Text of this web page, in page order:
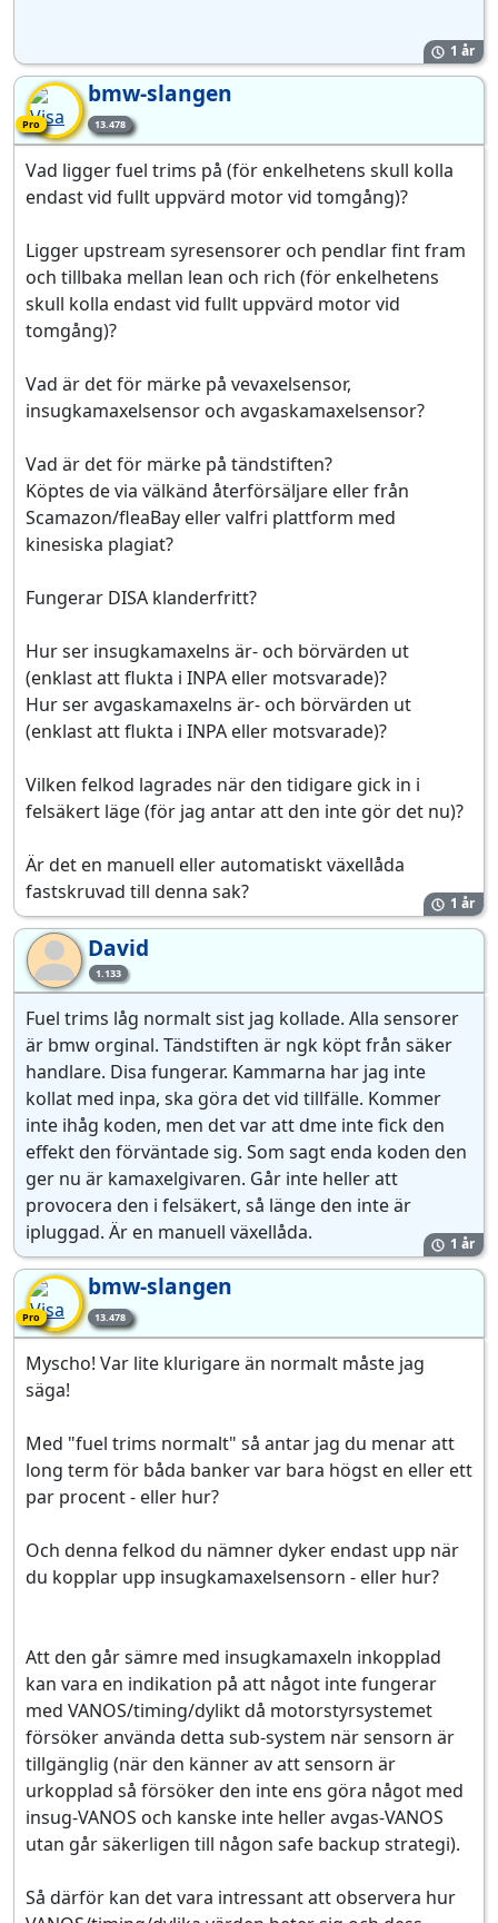
1 år
ProPro-medlem13.478
bmw-slangen
Vad ligger fuel trims på (för enkelhetens skull kolla
endast vid fullt uppvärd motor vid tomgång)?
Ligger upstream syresensorer och pendlar fint fram
och tillbaka mellan lean och rich (för enkelhetens
skull kolla endast vid fullt uppvärd motor vid
tomgång)?
Vad är det för märke på vevaxelsensor,
insugkamaxelsensor och avgaskamaxelsensor?
Vad är det för märke på tändstiften?
Köptes de via välkänd återförsäljare eller från
Scamazon/fleaBay eller valfri plattform med
kinesiska plagiat?
Fungerar DISA klanderfritt?
Hur ser insugkamaxelns är- och börvärden ut
(enklast att flukta i INPA eller motsvarade)?
Hur ser avgaskamaxelns är- och börvärden ut
(enklast att flukta i INPA eller motsvarade)?
Vilken felkod lagrades när den tidigare gick in i
felsäkert läge (för jag antar att den inte gör det nu)?
Är det en manuell eller automatiskt växellåda
fastskruvad till denna sak?
1 år
Da 1.133
David
Fuel trims låg normalt sist jag kollade. Alla sensorer
är bmw orginal. Tändstiften är ngk köpt från säker
handlare. Disa fungerar. Kammarna har jag inte
kollat med inpa, ska göra det vid tillfälle. Kommer
inte ihåg koden, men det var att dme inte fick den
effekt den förväntade sig. Som sagt enda koden den
ger nu är kamaxelgivaren. Går inte heller att
provocera den i felsäkert, så länge den inte är
ipluggad. Är en manuell växellåda.
1 år
ProPro-medlem13.478
bmw-slangen
Myscho! Var lite klurigare än normalt måste jag
säga!
Med "fuel trims normalt" så antar jag du menar att
long term för båda banker var bara högst en eller ett
par procent - eller hur?
Och denna felkod du nämner dyker endast upp när
du kopplar upp insugkamaxelsensorn - eller hur?
Att den går sämre med insugkamaxeln inkopplad
kan vara en indikation på att något inte fungerar
med VANOS/timing/dylikt då motorstyrsystemet
försöker använda detta sub-system när sensorn är
tillgänglig (när den känner av att sensorn är
urkopplad så försöker den inte ens göra något med
insug-VANOS och kanske inte heller avgas-VANOS
utan går säkerligen till någon safe backup strategi).
Så därför kan det vara intressant att observera hur